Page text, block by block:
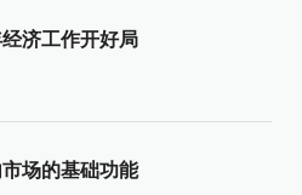
济工作开好局
场的基础功能